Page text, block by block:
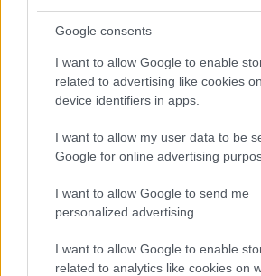
Google consents
I want to allow Google to enable
related to advertising like cookies
device identifiers in apps.
I want to allow my user data to be
Google for online advertising
I want to allow Google to send me
personalized advertising.
I want to allow Google to enable
related to analytics like cookies on
Veréb Tamás és felesége nagy